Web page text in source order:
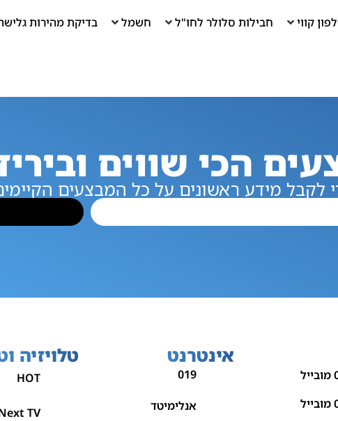
קווי חבילות סלולר לחו"ל חשמל בדיקת מהירות
הכי שווים
לקבל מידע ראשונים על כל המבצעים
אינטרנט
019
אנלימיטד
טלויזיה
HOT
TV